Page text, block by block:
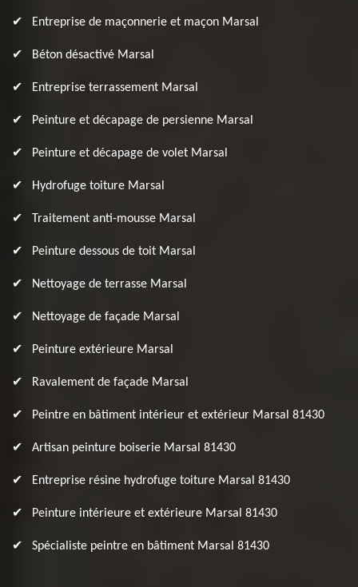
Entreprise de maçonnerie et maçon Marsal
Béton désactivé Marsal
Entreprise terrassement Marsal
Peinture et décapage de persienne Marsal
Peinture et décapage de volet Marsal
Hydrofuge toiture Marsal
Traitement anti-mousse Marsal
Peinture dessous de toit Marsal
Nettoyage de terrasse Marsal
Nettoyage de façade Marsal
Peinture extérieure Marsal
Ravalement de façade Marsal
Peintre en bâtiment intérieur et extérieur Marsal 81430
Artisan peinture boiserie Marsal 81430
Entreprise résine hydrofuge toiture Marsal 81430
Peinture intérieure et extérieure Marsal 81430
Spécialiste peintre en bâtiment Marsal 81430